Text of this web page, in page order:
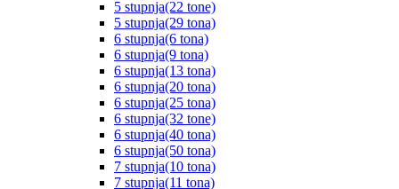
5 stupnja(22 tone)
5 stupnja(29 tona)
6 stupnja(6 tona)
6 stupnja(9 tona)
6 stupnja(13 tona)
6 stupnja(20 tona)
6 stupnja(25 tona)
6 stupnja(32 tone)
6 stupnja(40 tona)
6 stupnja(50 tona)
7 stupnja(10 tona)
7 stupnja(11 tona)